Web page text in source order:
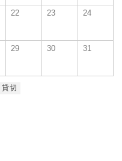
22 23 24
29 30 31
貸切